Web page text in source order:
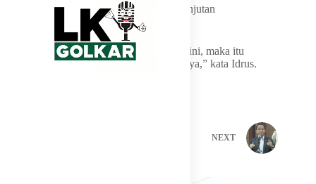
dinilai menjadi faktor penting bagi keberlanjutan
pembangunan nasional ke depan.
“Kalau Pak Prabowo sukses pada periode ini, maka itu
menjadi eskalator menuju periode berikutnya,” kata Idrus.
NEXT